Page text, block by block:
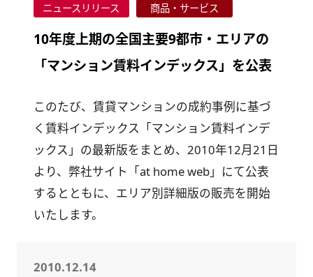
ニュースリリース 商品・サービス
10年度上期の全国主要9都市・エリアの
「マンション賃料インデックス」を公表
このたび、賃貸マンションの成約事例に基づ
く賃料インデックス「マンション賃料インデ
ックス」の最新版をまとめ、2010年12月21日
より、弊社サイト「at home web」にて公表
するとともに、エリア別詳細版の販売を開始
いたします。
2010.12.14